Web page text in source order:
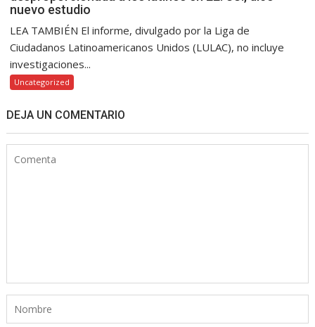
nuevo estudio
LEA TAMBIÉN El informe, divulgado por la Liga de
Ciudadanos Latinoamericanos Unidos (LULAC), no incluye
investigaciones...
Uncategorized
DEJA UN COMENTARIO